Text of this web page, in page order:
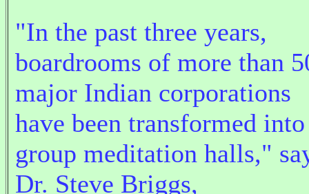
"In the past three years,
boardrooms of more than
major Indian corporations
have been transformed into
group meditation halls,"
Dr. Steve Briggs,